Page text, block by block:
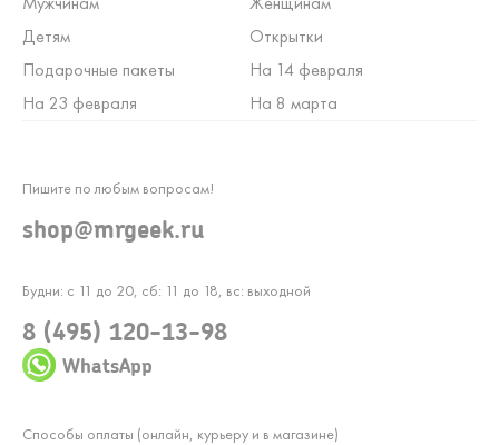
Детям
Открытки
Подарочные пакеты
На 14 февраля
На 23 февраля
На 8 марта
Будни: с 11 до 20, сб: 11 до 18, вс: выходной
8 (495) 120-13-98
WhatsApp
Пишите по любым вопросам!
shop@mrgeek.ru
Способы оплаты (онлайн, курьеру и в магазине)